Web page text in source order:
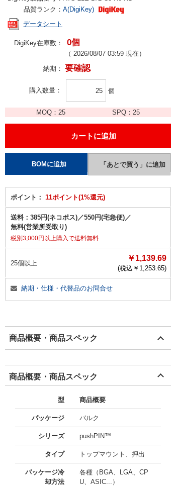
品質ランク： A(DigiKey)
データシート
DigiKey在庫数： 0個
（ 2026/08/07 03:59 現在）
納期： 要確認
購入数量 個
MOQ： 25 SPQ：25
ポイント： 11ポイント(1%還元)
送料： 385円(ネコポス)／550円(宅急便)／
無料(営業所受取り)
税別3,000円以上購入で送料無料
25個以上
￥1,139.69
(税込￥ 1,253.65)
納期・仕様・代替品のお問合せ
商品概要・商品スペック
商品概要・商品スペック
型 商品概要
パッケージ バルク
シリーズ pushPIN™
タイプ トップマウント、押出
パッケージ冷
却方法
各種（BGA、LGA、CP
U、ASIC...）